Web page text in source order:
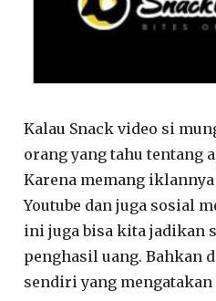
Kalau Snack video si
orang yang tahu tentang
Karena memang
Youtube dan juga sosial
ini juga bisa kita jadikan
penghasil uang. Bahkan
sendiri yang